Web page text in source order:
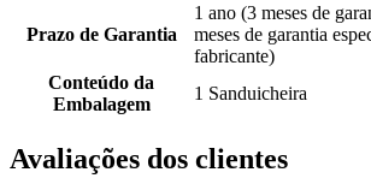
Prazo de Garantia
1 ano (3 meses de
meses de garantia
fabricante)
Conteúdo da
Embalagem
1 Sanduicheira
Avaliações dos clientes